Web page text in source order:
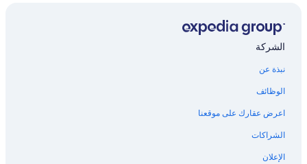
الشركة
نبذة عن
الوظائف
اعرض عقارك على موقعنا
الشراكات
الإعلان